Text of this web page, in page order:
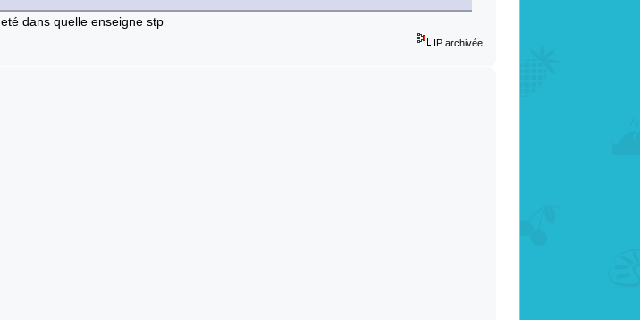
dans quelle enseigne stp
IP archivée